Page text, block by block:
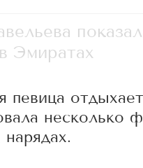
Эмиратах
певица
несколько